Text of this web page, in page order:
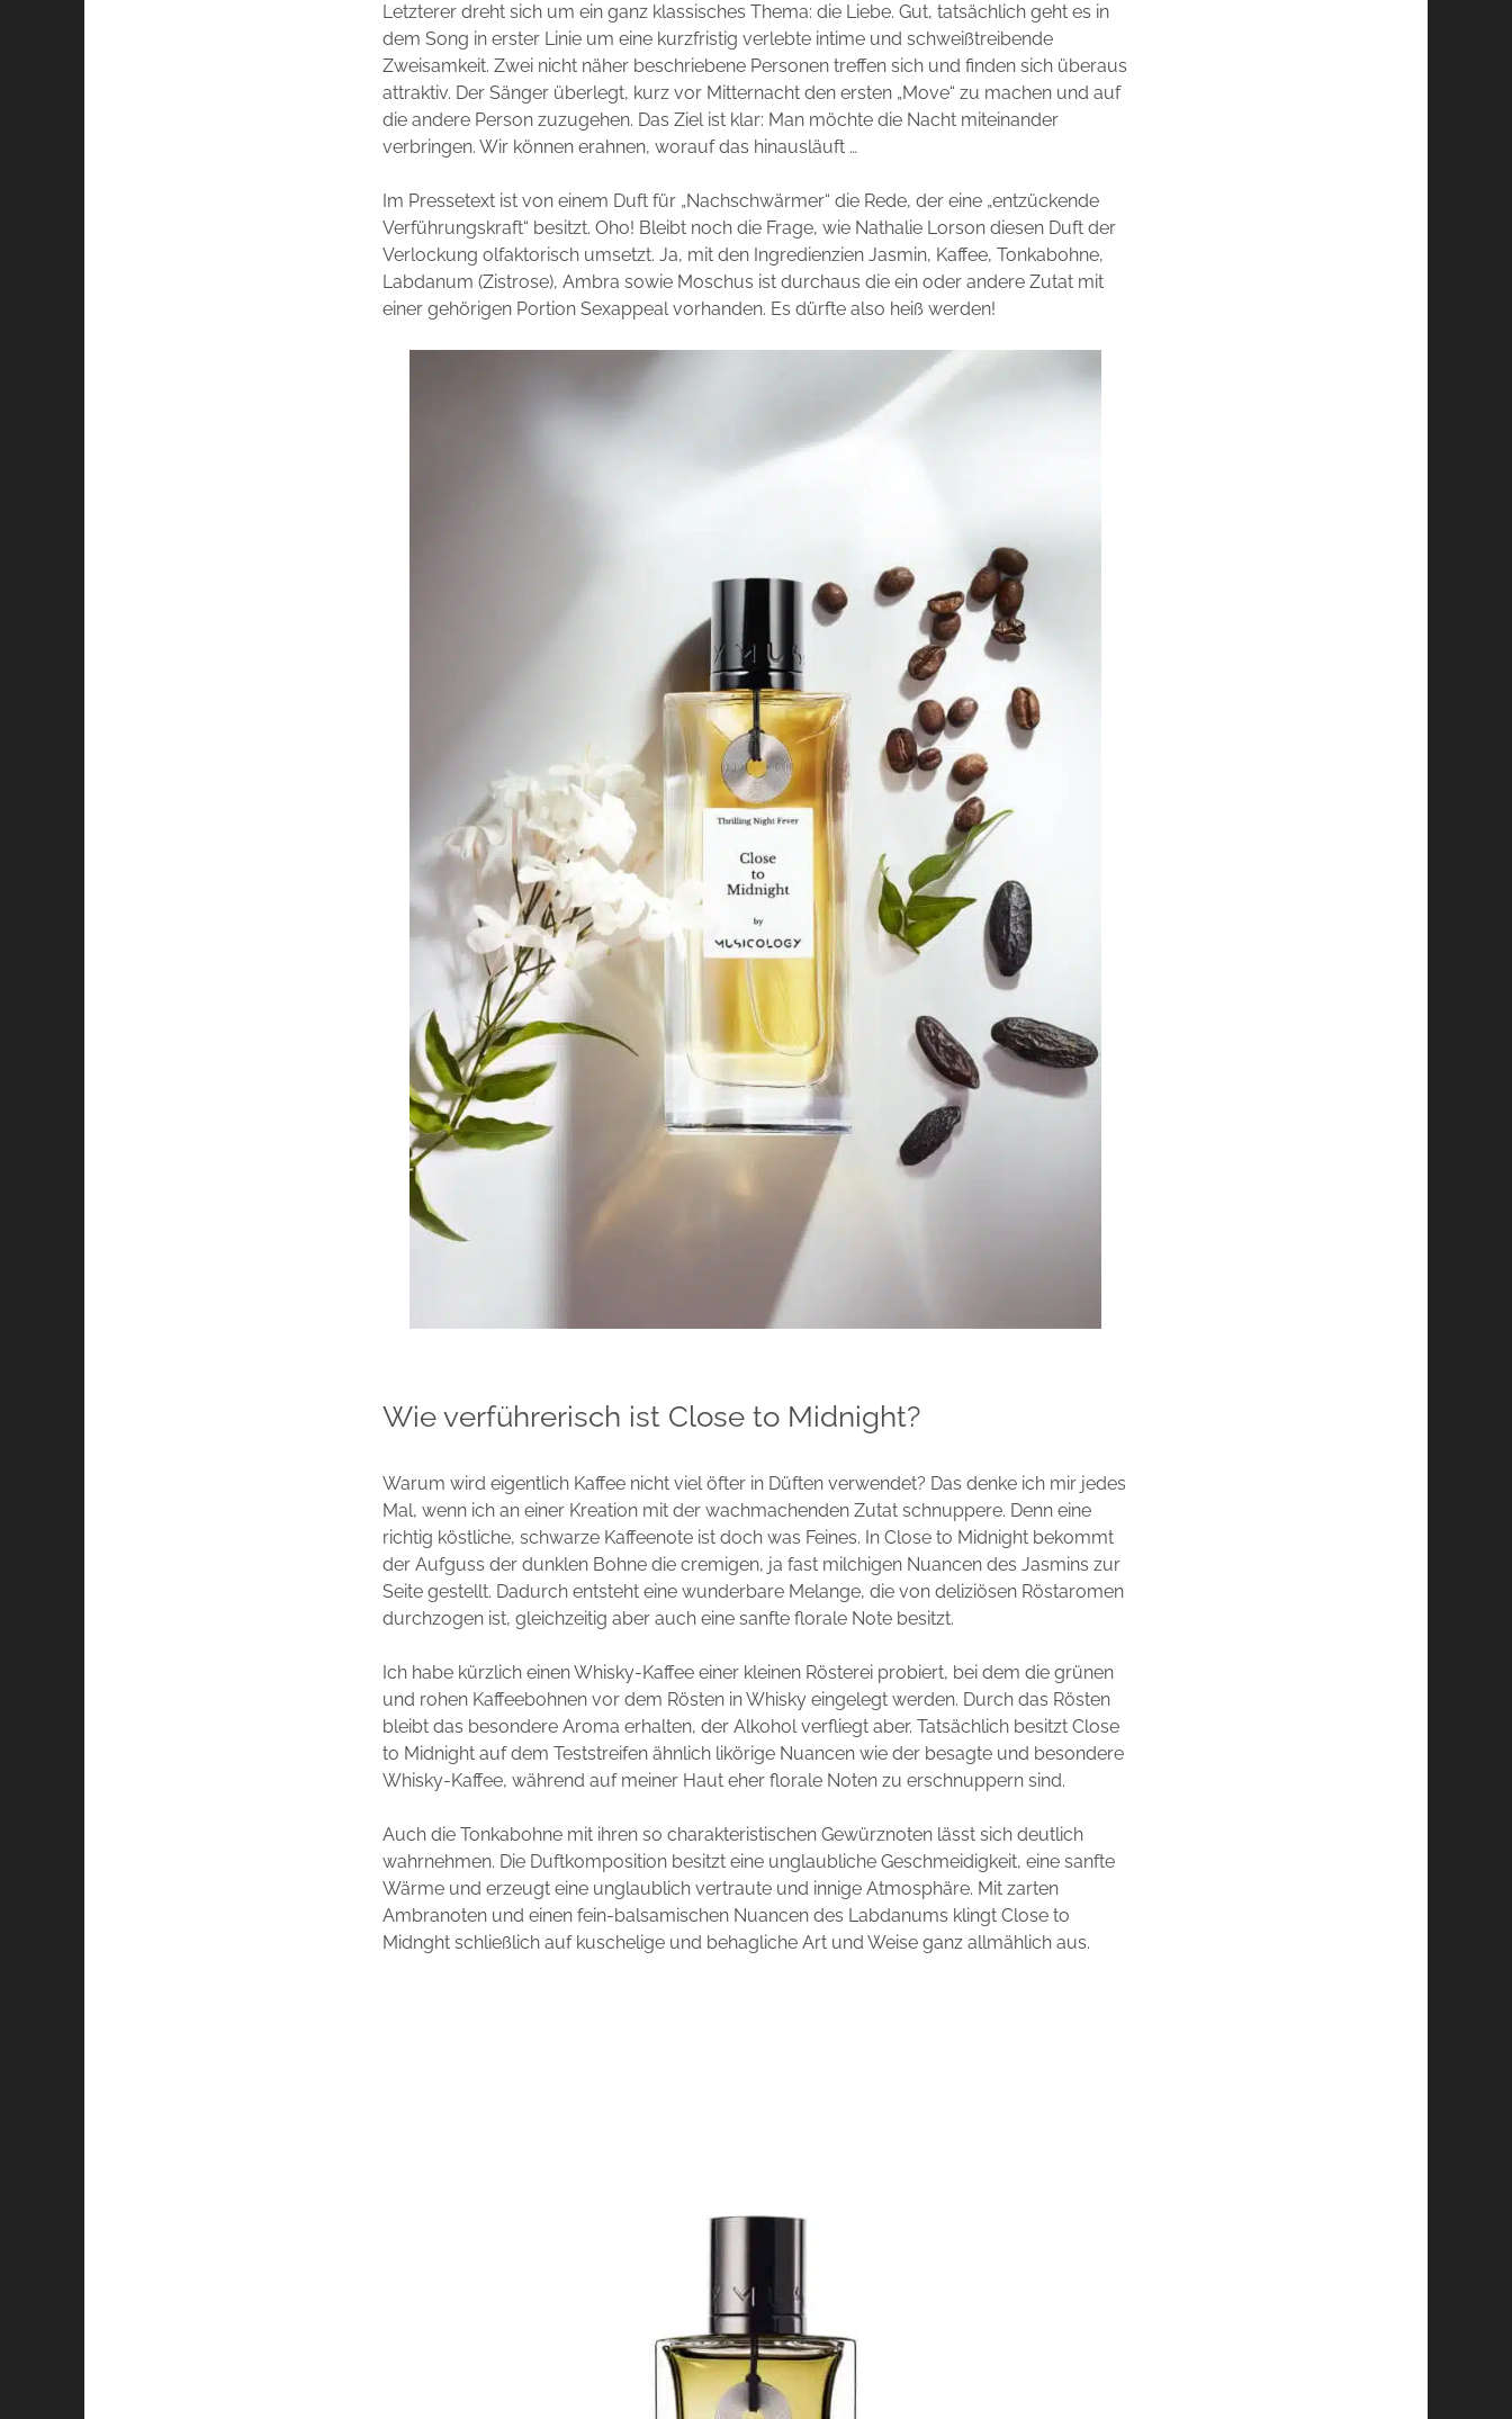
Letzterer dreht sich um ein ganz klassisches Thema: die Liebe. Gut, tatsächlich geht es in
dem Song in erster Linie um eine kurzfristig verlebte intime und schweißtreibende
Zweisamkeit. Zwei nicht näher beschriebene Personen treffen sich und finden sich überaus
attraktiv. Der Sänger überlegt, kurz vor Mitternacht den ersten „Move“ zu machen und auf
die andere Person zuzugehen. Das Ziel ist klar: Man möchte die Nacht miteinander
verbringen. Wir können erahnen, worauf das hinausläuft …
Im Pressetext ist von einem Duft für „Nachschwärmer“ die Rede, der eine „entzückende
Verführungskraft“ besitzt. Oho! Bleibt noch die Frage, wie Nathalie Lorson diesen Duft der
Verlockung olfaktorisch umsetzt. Ja, mit den Ingredienzien Jasmin, Kaffee, Tonkabohne,
Labdanum (Zistrose), Ambra sowie Moschus ist durchaus die ein oder andere Zutat mit
einer gehörigen Portion Sexappeal vorhanden. Es dürfte also heiß werden!
Wie verführerisch ist Close to Midnight?
Warum wird eigentlich Kaffee nicht viel öfter in Düften verwendet? Das denke ich mir jedes
Mal, wenn ich an einer Kreation mit der wachmachenden Zutat schnuppere. Denn eine
richtig köstliche, schwarze Kaffeenote ist doch was Feines. In Close to Midnight bekommt
der Aufguss der dunklen Bohne die cremigen, ja fast milchigen Nuancen des Jasmins zur
Seite gestellt. Dadurch entsteht eine wunderbare Melange, die von deliziösen Röstaromen
durchzogen ist, gleichzeitig aber auch eine sanfte florale Note besitzt.
Ich habe kürzlich einen Whisky-Kaffee einer kleinen Rösterei probiert, bei dem die grünen
und rohen Kaffeebohnen vor dem Rösten in Whisky eingelegt werden. Durch das Rösten
bleibt das besondere Aroma erhalten, der Alkohol verfliegt aber. Tatsächlich besitzt Close
to Midnight auf dem Teststreifen ähnlich likörige Nuancen wie der besagte und besondere
Whisky-Kaffee, während auf meiner Haut eher florale Noten zu erschnuppern sind.
Auch die Tonkabohne mit ihren so charakteristischen Gewürznoten lässt sich deutlich
wahrnehmen. Die Duftkomposition besitzt eine unglaubliche Geschmeidigkeit, eine sanfte
Wärme und erzeugt eine unglaublich vertraute und innige Atmosphäre. Mit zarten
Ambranoten und einen fein-balsamischen Nuancen des Labdanums klingt Close to
Midnght schließlich auf kuschelige und behagliche Art und Weise ganz allmählich aus.